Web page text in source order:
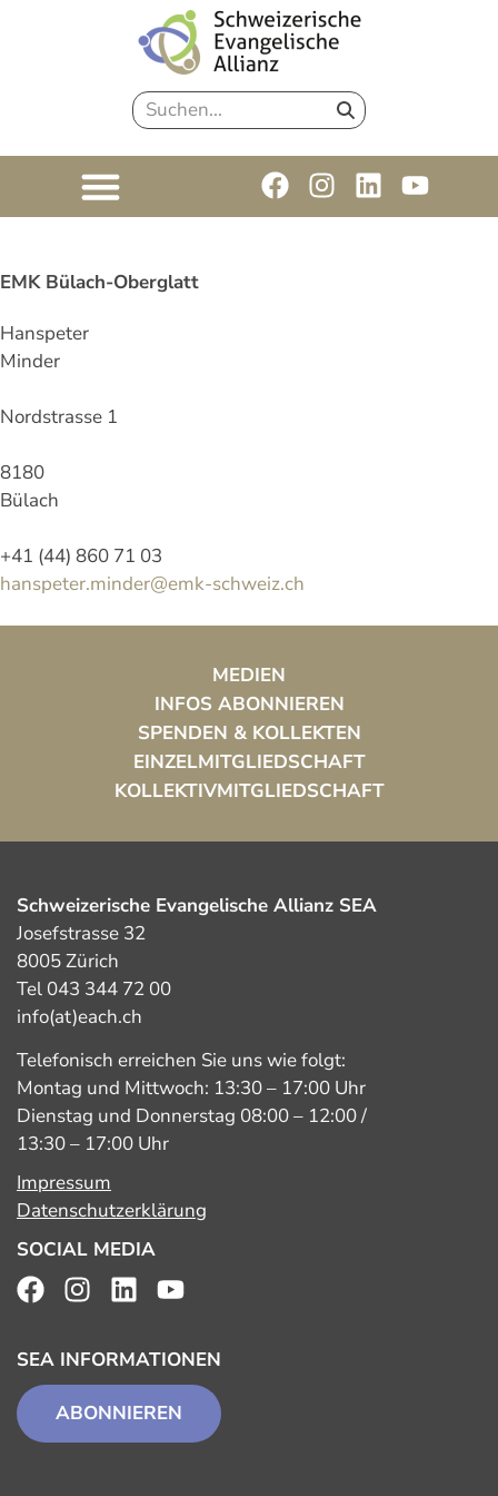
EMK Bülach-Oberglatt
Hanspeter
Minder
Nordstrasse 1
8180
Bülach
+41 (44) 860 71 03
hanspeter.minder@emk-schweiz.ch
MEDIEN
INFOS ABONNIEREN
SPENDEN & KOLLEKTEN
EINZELMITGLIEDSCHAFT
KOLLEKTIVMITGLIEDSCHAFT
Schweizerische Evangelische Allianz SEA
Josefstrasse 32
8005 Zürich
Tel 043 344 72 00
info(at)each.ch
Telefonisch erreichen Sie uns wie folgt:
Montag und Mittwoch: 13:30 – 17:00 Uhr
Dienstag und Donnerstag 08:00 – 12:00 /
13:30 – 17:00 Uhr
Impressum
Datenschutzerklärung
SOCIAL MEDIA
SEA INFORMATIONEN
ABONNIEREN